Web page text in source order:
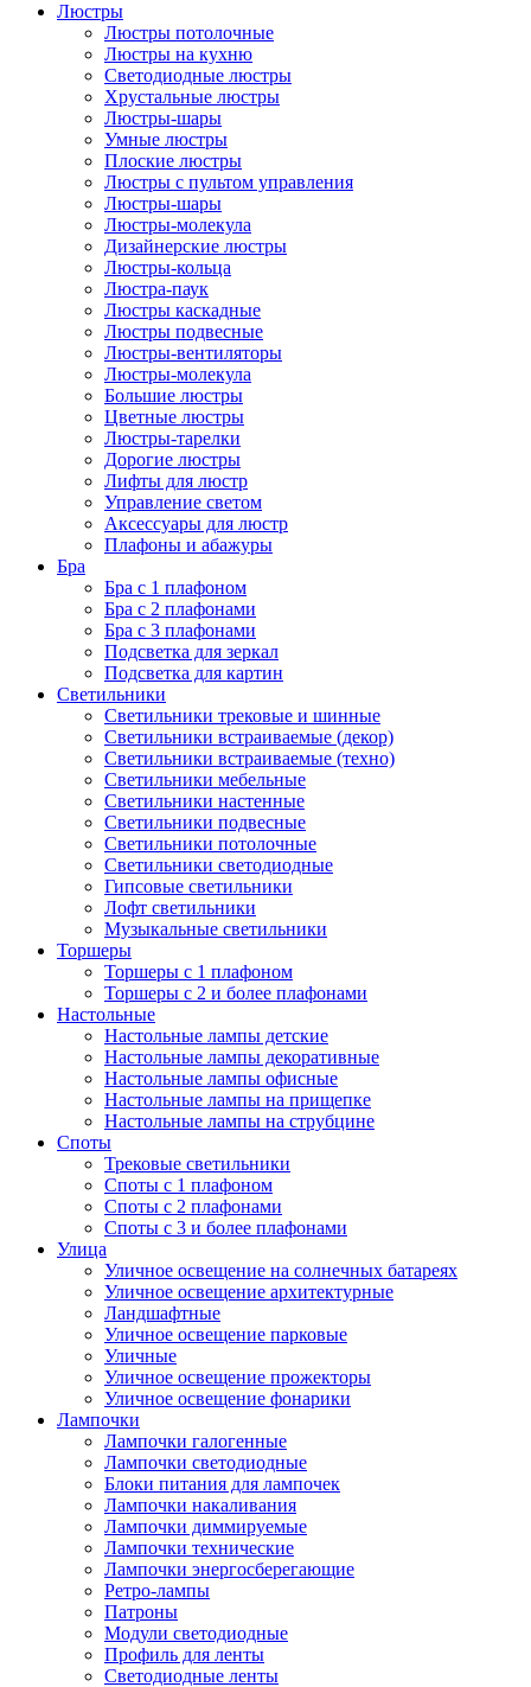
Люстры
Люстры потолочные
Люстры на кухню
Светодиодные люстры
Хрустальные люстры
Люстры-шары
Умные люстры
Плоские люстры
Люстры с пультом управления
Люстры-шары
Люстры-молекула
Дизайнерские люстры
Люстры-кольца
Люстра-паук
Люстры каскадные
Люстры подвесные
Люстры-вентиляторы
Люстры-молекула
Большие люстры
Цветные люстры
Люстры-тарелки
Дорогие люстры
Лифты для люстр
Управление светом
Аксессуары для люстр
Плафоны и абажуры
Бра
Бра с 1 плафоном
Бра с 2 плафонами
Бра с 3 плафонами
Подсветка для зеркал
Подсветка для картин
Светильники
Светильники трековые и шинные
Светильники встраиваемые (декор)
Светильники встраиваемые (техно)
Светильники мебельные
Светильники настенные
Светильники подвесные
Светильники потолочные
Светильники светодиодные
Гипсовые светильники
Лофт светильники
Музыкальные светильники
Торшеры
Торшеры с 1 плафоном
Торшеры с 2 и более плафонами
Настольные
Настольные лампы детские
Настольные лампы декоративные
Настольные лампы офисные
Настольные лампы на прищепке
Настольные лампы на струбцине
Споты
Трековые светильники
Споты с 1 плафоном
Споты с 2 плафонами
Споты с 3 и более плафонами
Улица
Уличное освещение на солнечных батареях
Уличное освещение архитектурные
Ландшафтные
Уличное освещение парковые
Уличные
Уличное освещение прожекторы
Уличное освещение фонарики
Лампочки
Лампочки галогенные
Лампочки светодиодные
Блоки питания для лампочек
Лампочки накаливания
Лампочки диммируемые
Лампочки технические
Лампочки энергосберегающие
Ретро-лампы
Патроны
Модули светодиодные
Профиль для ленты
Светодиодные ленты